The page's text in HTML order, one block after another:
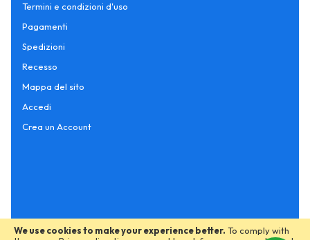
We use cookies to make your experience better. To comply with
Termini e condizioni d'uso
Pagamenti
Spedizioni
Recesso
Mappa del sito
Accedi
Crea un Account